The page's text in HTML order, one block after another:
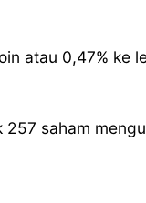
atau 0,47% ke
saham